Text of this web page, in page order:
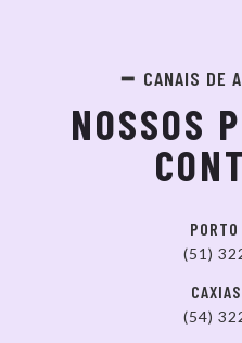
CANAIS DE
NOSSOS
(51)
(54)